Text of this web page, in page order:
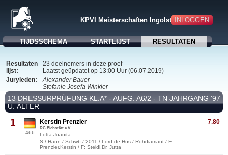
INLOGGEN
KPVI Meisterschaften Ingolstadt
TIJDSSCHEMA STARTLIJST RESULTATEN
Resultaten
lijst:
23 deelnemers in deze proef
Laatst geüpdatet op 13:00 Uur (06.07.2019)
Juryleden:
Alexander Bauer
Stefanie Josefa Winkler
13 DRESSURPRÜFUNG KL.A* - AUFG. A6/2 - TN JAHRGANG '97
U. ÄLTER
1
466
7.80
Kerstin Prenzler
RC Eichstätt e.V.
Lotta Juanita
S / Hann / Schwb / 2011 / Lord de Hus / Rohdiamant / E:
Prenzler,Kerstin / F: Steidl,Dr. Jutta